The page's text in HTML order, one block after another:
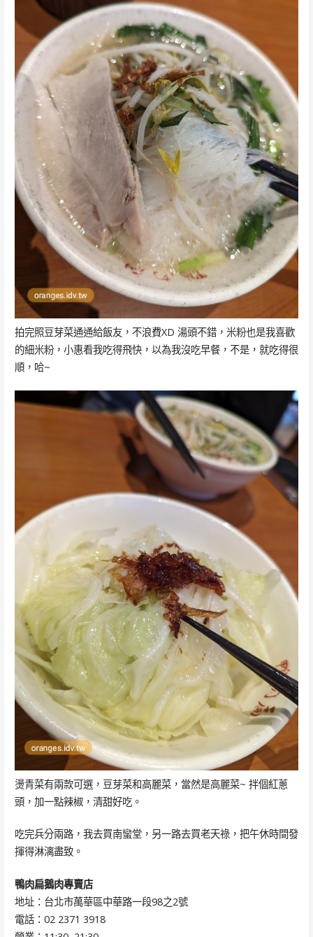
拍完照豆芽菜通通給飯友，不浪費XD 湯頭不錯，米粉也是我喜歡
的細米粉，小惠看我吃得飛快，以為我沒吃早餐，不是，就吃得很
順，哈~
燙青菜有兩款可選，豆芽菜和高麗菜，當然是高麗菜~ 拌個紅蔥
頭，加一點辣椒，清甜好吃。
吃完兵分兩路，我去買南蠻堂，另一路去買老天祿，把午休時間發
揮得淋漓盡致。
鴨肉扁鵝肉專賣店
地址：台北市萬華區中華路一段98之2號
電話：02 2371 3918